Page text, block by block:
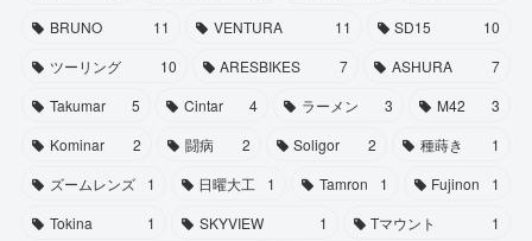
BRUNO
11 VENTURA 11 SD15
10
ツーリング
10 ARESBIKES 7 ASHURA
7
Takumar
5 Cintar 4 ラーメン 3 M42
3
Kominar
2 闘病 2 Soligor 2 種蒔き
1
ズームレンズ
1 日曜大工 1 Tamron 1 Fujinon
1
Tokina
1 SKYVIEW 1 Tマウント
1